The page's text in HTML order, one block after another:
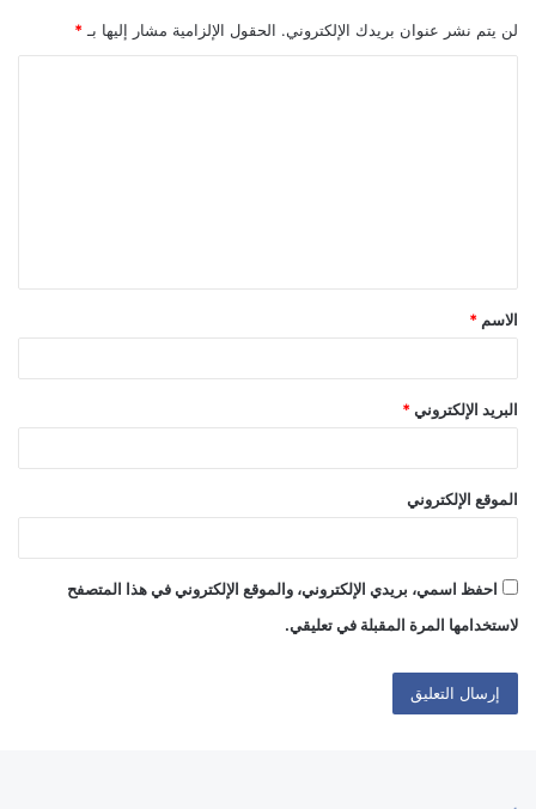
لن يتم نشر عنوان بريدك الإلكتروني. الحقول الإلزامية مشار إليها بـ *
ق
*
الاسم *
البريد الإلكتروني *
الموقع الإلكتروني
احفظ اسمي، بريدي الإلكتروني، والموقع الإلكتروني في هذا المتصفح
لاستخدامها المرة المقبلة في تعليقي.